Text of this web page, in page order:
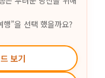
”을 선택 했을까요?
보기